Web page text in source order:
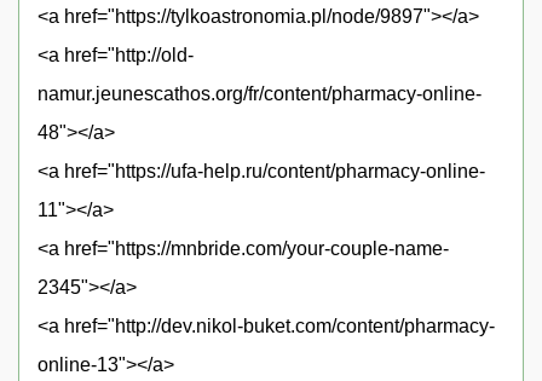
<a href="https://tylkoastronomia.pl/node/9897"></a>
<a href="http://old-
namur.jeunescathos.org/fr/content/pharmacy-online-
48"></a>
<a href="https://ufa-help.ru/content/pharmacy-online-
11"></a>
<a href="https://mnbride.com/your-couple-name-
2345"></a>
<a href="http://dev.nikol-buket.com/content/pharmacy-
online-13"></a>